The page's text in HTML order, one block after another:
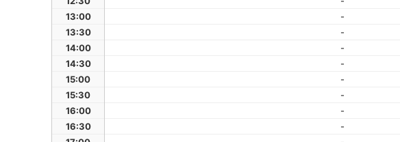
13:00
-
13:30
-
14:00
-
14:30
-
15:00
-
15:30
-
16:00
-
16:30
-